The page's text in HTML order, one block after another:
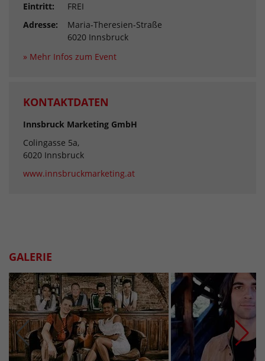
Eintritt:
FREI
Adresse:
Maria-Theresien-Straße
6020 Innsbruck
» Mehr Infos zum Event
KONTAKTDATEN
Innsbruck Marketing GmbH
Colingasse 5a,
6020 Innsbruck
www.innsbruckmarketing.at
GALERIE